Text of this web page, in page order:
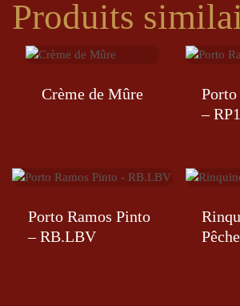
Produits
Crème de Mûre
–
Porto Ramos Pinto
– RB.LBV
Pêche